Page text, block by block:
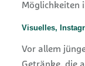
Möglichkeiten
Visuelles,
Vor allem